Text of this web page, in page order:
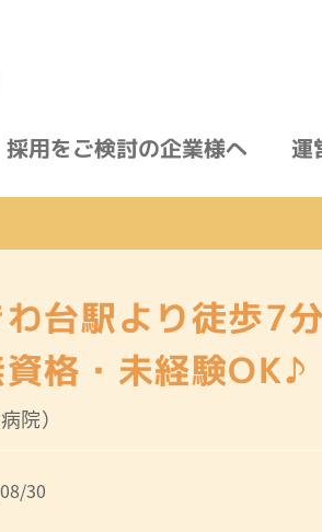
採用をご検討の企業様へ 運
わ台駅より徒歩7
格・未経験OK♪
院）
30